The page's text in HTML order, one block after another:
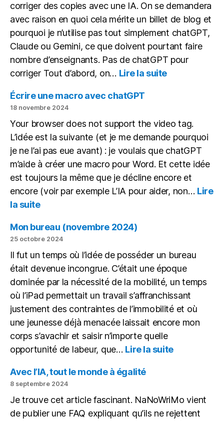
corriger des copies avec une IA. On se demandera
avec raison en quoi cela mérite un billet de blog et
pourquoi je n’utilise pas tout simplement chatGPT,
Claude ou Gemini, ce que doivent pourtant faire
nombre d’enseignants. Pas de chatGPT pour
corriger Tout d’abord, on… Lire la suite:
une
IA
en
local
Écrire une macro avec chatGPT
18 novembre 2024
Your browser does not support the video tag.
L’idée est la suivante (et je me demande pourquoi
je ne l’ai pas eue avant) : je voulais que chatGPT
m’aide à créer une macro pour Word. Et cette idée
est toujours la même que je décline encore et
encore (voir par exemple L’IA pour aider, non… Lire
la suite:
une
macro
chatGPT
Mon bureau (novembre 2024)
25 octobre 2024
Il fut un temps où l’idée de posséder un bureau
était devenue incongrue. C’était une époque
dominée par la nécessité de la mobilité, un temps
où l’iPad permettait un travail s’affranchissant
justement des contraintes de l’immobilité et où
une jeunesse déjà menacée laissait encore mon
corps s’avachir et saisir n’importe quelle
opportunité de labeur, que… Lire la suite:
Avec l’IA, tout le monde à égalité
8 septembre 2024
Je trouve cet article fascinant. NaNoWriMo vient
de publier une FAQ expliquant qu’ils ne rejettent